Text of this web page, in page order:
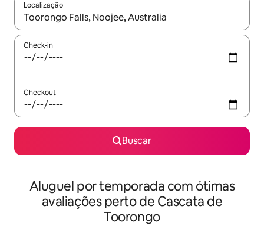
Localização
Quando os resultados estiverem disponíveis, explore-os
Check-in
Checkout
Buscar
Aluguel por temporada com ótimas
avaliações perto de Cascata de
Toorongo